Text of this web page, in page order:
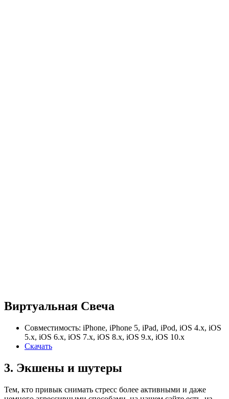
Виртуальная Свеча
Совместимость: iPhone, iPhone 5, iPad, iPod, iOS 4.x, iOS
5.x, iOS 6.x, iOS 7.x, iOS 8.x, iOS 9.x, iOS 10.x
Скачать
3. Экшены и шутеры
Тем, кто привык снимать стресс более активными и даже